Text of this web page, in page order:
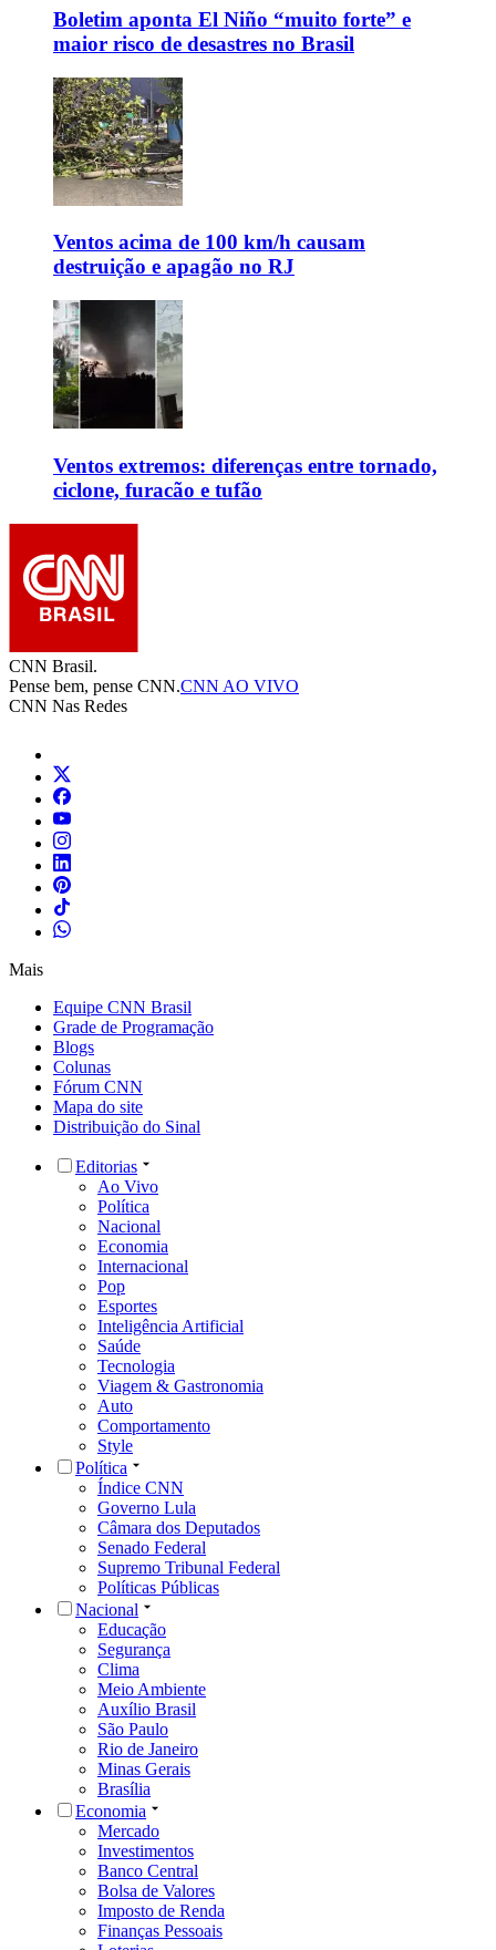
Boletim aponta El Niño “muito forte” e
maior risco de desastres no Brasil
Ventos acima de 100 km/h causam
destruição e apagão no RJ
Ventos extremos: diferenças entre tornado,
ciclone, furacão e tufão
CNN Brasil.
Pense bem, pense CNN.CNN AO VIVO
CNN Nas Redes
Mais
Equipe CNN Brasil
Grade de Programação
Blogs
Colunas
Fórum CNN
Mapa do site
Distribuição do Sinal
Editorias
Ao Vivo
Política
Nacional
Economia
Internacional
Pop
Esportes
Inteligência Artificial
Saúde
Tecnologia
Viagem & Gastronomia
Auto
Comportamento
Style
Política
Índice CNN
Governo Lula
Câmara dos Deputados
Senado Federal
Supremo Tribunal Federal
Políticas Públicas
Nacional
Educação
Segurança
Clima
Meio Ambiente
Auxílio Brasil
São Paulo
Rio de Janeiro
Minas Gerais
Brasília
Economia
Mercado
Investimentos
Banco Central
Bolsa de Valores
Imposto de Renda
Finanças Pessoais